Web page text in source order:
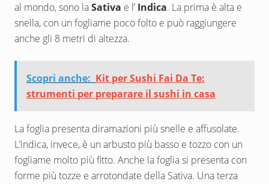
al mondo, sono laSativa e l’ Indica. La prima è alta e
snella, con un fogliame poco folto e può raggiungere
anche gli 8 metri di altezza.
Scopri anche: Kit per Sushi Fai Da Te:
strumenti per preparare il sushi in casa
La foglia presenta diramazioni più snelle e affusolate.
L’indica, invece, è un arbusto più basso e tozzo con un
fogliame molto più fitto. Anche la foglia si presenta con
forme più tozze e arrotondate della Sativa. Una terza